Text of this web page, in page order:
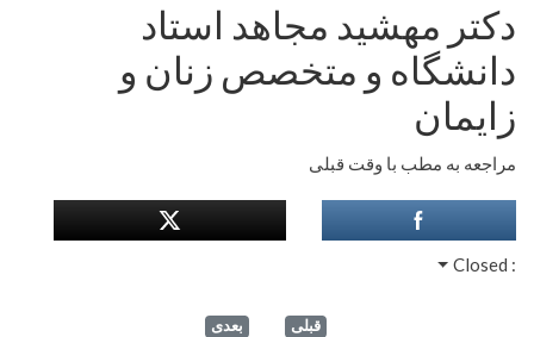
دکتر مهشید مجاهد استاد
دانشگاه و متخصص زنان و
زایمان
مراجعه به مطب با وقت قبلی
:
Closed
قبلی بعدی